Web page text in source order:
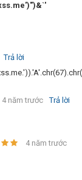
Trả lời
4 năm trước
Trả lời
4 năm trước